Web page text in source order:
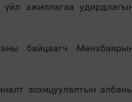
ажиллагаа
байцаагч
зохицуулалтын